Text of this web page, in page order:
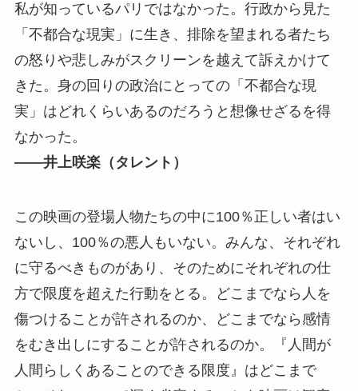
私が知っているパリではなかった。⾏政から⾒た
「不都合な現実」に⽣き、排除を望まれる者たち
の怒りや悲しみがスクリーンを越えて訴えかけて
きた。⾝の回りの政治にとっての「不都合な現
実」はどれくらいあるのだろうと想像せざるを得
なかった。
――井上咲楽（タレント）
この映画の登場⼈物たちの中に100％正しい者はい
ないし、100％の悪⼈もいない。みんな、それぞれ
に守るべきものがあり、そのためにそれぞれの仕
⽅で限度を超えた⾏動をとる。どこまでなら⼈を
傷つけることが許されるのか、どこまでなら感情
をむき出しにすることが許されるのか。『⼈間が
⼈間らしくあることのできる限度』はどこまで